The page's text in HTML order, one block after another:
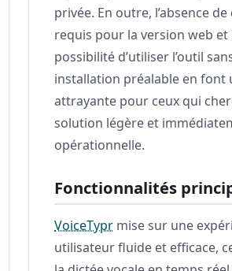
privée. En outre, l’absence
requis pour la version web et
possibilité d’utiliser l’outil
installation préalable en font
attrayante pour ceux qui
solution légère et
opérationnelle.
Fonctionnalités
VoiceTypr mise sur une
utilisateur fluide et efficace,